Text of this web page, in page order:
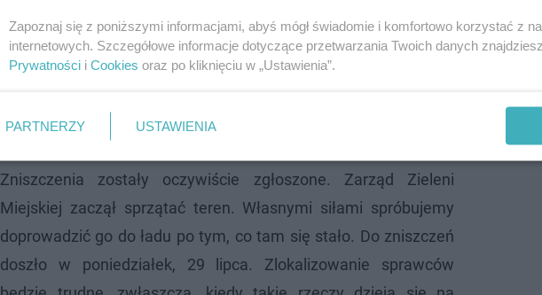
Zniszczenia zostały oczywiście zgłoszone. Zarząd Zieleni
Miejskiej zaczął sprzątać teren. Własnymi siłami spróbujemy
doprowadzić go do ładu po tym, co tam się stało. Do zniszczeń
doszło w poniedziałek, 29 lipca. Zlokalizowanie sprawców
Zapoznaj się z poniższymi informacjami, abyś mógł świadomie i komfortowo korzystać z
internetowych. Szczegółowe informacje dotyczące przetwarzania Twoich danych
Prywatności i Cookies oraz po kliknięciu w „Ustawienia”.
PARTNERZY USTAWIENIA